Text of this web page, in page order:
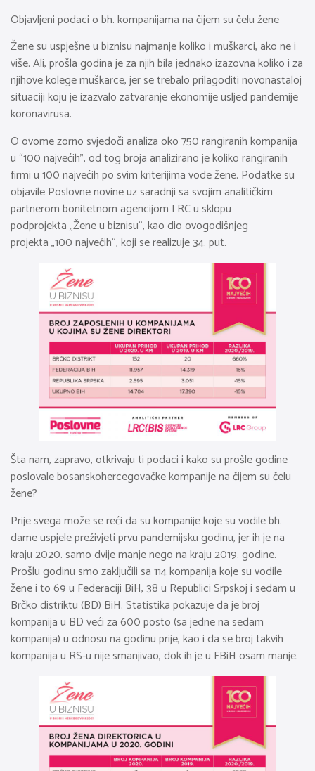
Objavljeni podaci o bh. kompanijama na čijem su čelu žene
Žene su uspješne u biznisu najmanje koliko i muškarci, ako ne i
više. Ali, prošla godina je za njih bila jednako izazovna koliko i za
njihove kolege muškarce, jer se trebalo prilagoditi novonastaloj
situaciji koju je izazvalo zatvaranje ekonomije usljed pandemije
koronavirusa.
O ovome zorno svjedoči analiza oko 750 rangiranih kompanija
u “100 najvećih”, od tog broja analizirano je koliko rangiranih
firmi u 100 najvećih po svim kriterijima vode žene. Podatke su
objavile Poslovne novine uz saradnji sa svojim analitičkim
partnerom bonitetnom agencijom LRC u sklopu
podprojekta „Žene u biznisu“, kao dio ovogodišnjeg
projekta „100 najvećih“, koji se realizuje 34. put.
Šta nam, zapravo, otkrivaju ti podaci i kako su prošle godine
poslovale bosanskohercegovačke kompanije na čijem su čelu
žene?
Prije svega može se reći da su kompanije koje su vodile bh.
dame uspjele preživjeti prvu pandemijsku godinu, jer ih je na
kraju 2020. samo dvije manje nego na kraju 2019. godine.
Prošlu godinu smo zaključili sa 114 kompanija koje su vodile
žene i to 69 u Federaciji BiH, 38 u Republici Srpskoj i sedam u
Brčko distriktu (BD) BiH. Statistika pokazuje da je broj
kompanija u BD veći za 600 posto (sa jedne na sedam
kompanija) u odnosu na godinu prije, kao i da se broj takvih
kompanija u RS-u nije smanjivao, dok ih je u FBiH osam manje.